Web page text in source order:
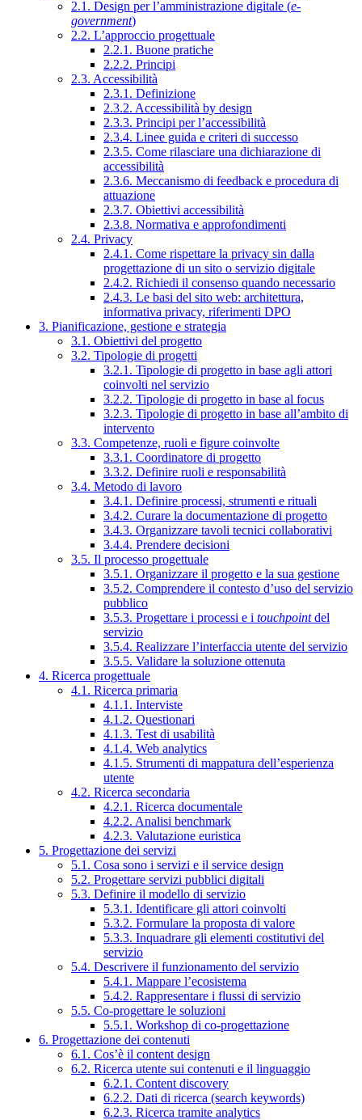
2.1. Design per l’amministrazione digitale (e-
government)
2.2. L’approccio progettuale
2.2.1. Buone pratiche
2.2.2. Principi
2.3. Accessibilità
2.3.1. Definizione
2.3.2. Accessibilità by design
2.3.3. Principi per l’accessibilità
2.3.4. Linee guida e criteri di successo
2.3.5. Come rilasciare una dichiarazione di
accessibilità
2.3.6. Meccanismo di feedback e procedura di
attuazione
2.3.7. Obiettivi accessibilità
2.3.8. Normativa e approfondimenti
2.4. Privacy
2.4.1. Come rispettare la privacy sin dalla
progettazione di un sito o servizio digitale
2.4.2. Richiedi il consenso quando necessario
2.4.3. Le basi del sito web: architettura,
informativa privacy, riferimenti DPO
3. Pianificazione, gestione e strategia
3.1. Obiettivi del progetto
3.2. Tipologie di progetti
3.2.1. Tipologie di progetto in base agli attori
coinvolti nel servizio
3.2.2. Tipologie di progetto in base al focus
3.2.3. Tipologie di progetto in base all’ambito di
intervento
3.3. Competenze, ruoli e figure coinvolte
3.3.1. Coordinatore di progetto
3.3.2. Definire ruoli e responsabilità
3.4. Metodo di lavoro
3.4.1. Definire processi, strumenti e rituali
3.4.2. Curare la documentazione di progetto
3.4.3. Organizzare tavoli tecnici collaborativi
3.4.4. Prendere decisioni
3.5. Il processo progettuale
3.5.1. Organizzare il progetto e la sua gestione
3.5.2. Comprendere il contesto d’uso del servizio
pubblico
3.5.3. Progettare i processi e i touchpointdel
servizio
3.5.4. Realizzare l’interfaccia utente del servizio
3.5.5. Validare la soluzione ottenuta
4. Ricerca progettuale
4.1. Ricerca primaria
4.1.1. Interviste
4.1.2. Questionari
4.1.3. Test di usabilità
4.1.4. Web analytics
4.1.5. Strumenti di mappatura dell’esperienza
utente
4.2. Ricerca secondaria
4.2.1. Ricerca documentale
4.2.2. Analisi benchmark
4.2.3. Valutazione euristica
5. Progettazione dei servizi
5.1. Cosa sono i servizi e il service design
5.2. Progettare servizi pubblici digitali
5.3. Definire il modello di servizio
5.3.1. Identificare gli attori coinvolti
5.3.2. Formulare la proposta di valore
5.3.3. Inquadrare gli elementi costitutivi del
servizio
5.4. Descrivere il funzionamento del servizio
5.4.1. Mappare l’ecosistema
5.4.2. Rappresentare i flussi di servizio
5.5. Co-progettare le soluzioni
5.5.1. Workshop di co-progettazione
6. Progettazione dei contenuti
6.1. Cos’è il content design
6.2. Ricerca utente sui contenuti e il linguaggio
6.2.1. Content discovery
6.2.2. Dati di ricerca (search keywords)
6.2.3. Ricerca tramite analytics